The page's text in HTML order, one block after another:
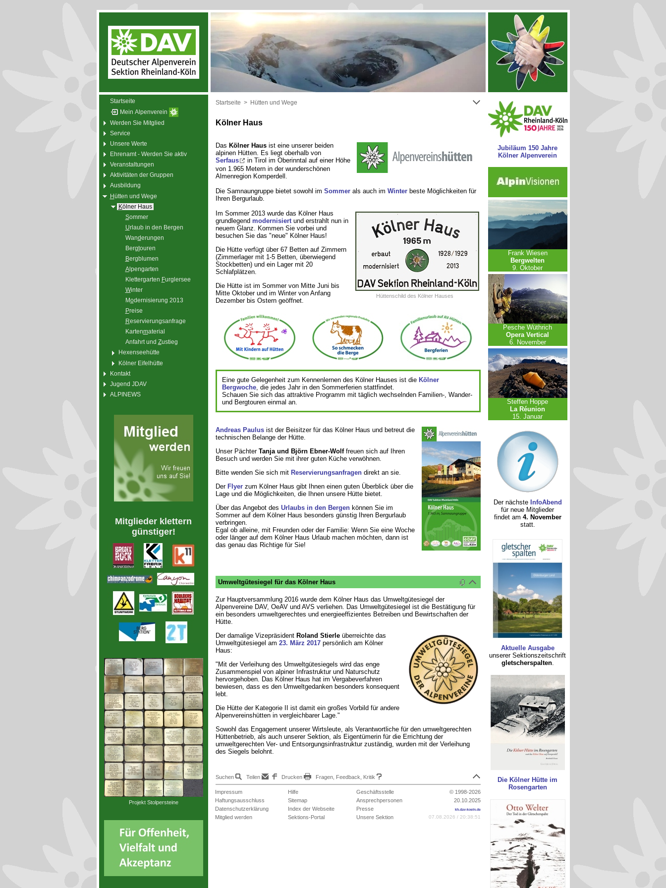
Startseite
Mein Alpenverein
Werden Sie Mitglied
Service
Unsere Werte
Ehrenamt - Werden Sie aktiv
Veranstaltungen
Aktivitäten der Gruppen
Ausbildung
Hütten und Wege
Kölner Haus
Sommer
Urlaub in den Bergen
Wanderungen
Bergtouren
Bergblumen
Alpengarten
Klettergarten Furglersee
Winter
Modernisierung 2013
Preise
Reservierungsanfrage
Kartenmaterial
Anfahrt und Zustieg
Hexenseehütte
Kölner Eifelhütte
Kontakt
Jugend JDAV
ALPINEWS
Mitglieder klettern
günstiger!
Projekt Stolpersteine
Startseite > Hütten und Wege
Kölner Haus
Das Kölner Hausist eine unserer beiden
alpinen Hütten. Es liegt oberhalb von
Serfaus
in Tirol im Oberinntal auf einer Höhe
von 1.965 Metern in der wunderschönen
Almenregion Komperdell.
Die Samnaungruppe bietet sowohl im Sommerals auch im Winterbeste Möglichkeiten für
Ihren Bergurlaub.
Hüttenschild des Kölner Hauses
Im Sommer 2013 wurde das Kölner Haus
grundlegend modernisiertund erstrahlt nun in
neuem Glanz. Kommen Sie vorbei und
besuchen Sie das "neue" Kölner Haus!
Die Hütte verfügt über 67 Betten auf Zimmern
(Zimmerlager mit 1-5 Betten, überwiegend
Stockbetten) und ein Lager mit 20
Schlafplätzen.
Die Hütte ist im Sommer von Mitte Juni bis
Mitte Oktober und im Winter von Anfang
Dezember bis Ostern geöffnet.
Eine gute Gelegenheit zum Kennenlernen des Kölner Hauses ist die Kölner
Bergwoche, die jedes Jahr in den Sommerferien stattfindet.
Schauen Sie sich das attraktive Programm mit täglich wechselnden Familien-, Wander-
und Bergtouren einmal an.
Andreas Paulusist der Beisitzer für das Kölner Haus und betreut die
technischen Belange der Hütte.
Unser Pächter Tanja und Björn Ebner-Wolffreuen sich auf Ihren
Besuch und werden Sie mit ihrer guten Küche verwöhnen.
Bitte wenden Sie sich mit Reservierungsanfragendirekt an sie.
Der Flyerzum Kölner Haus gibt Ihnen einen guten Überblick über die
Lage und die Möglichkeiten, die Ihnen unsere Hütte bietet.
Über das Angebot des Urlaubs in den Bergen können Sie im
Sommer auf dem Kölner Haus besonders günstig Ihren Bergurlaub
verbringen.
Egal ob alleine, mit Freunden oder der Familie: Wenn Sie eine Woche
oder länger auf dem Kölner Haus Urlaub machen möchten, dann ist
das genau das Richtige für Sie!
Umweltgütesiegel für das Kölner Haus
Zur Hauptversammlung 2016 wurde dem Kölner Haus das Umweltgütesiegel der
Alpenvereine DAV, OeAV und AVS verliehen. Das Umweltgütesiegel ist die Bestätigung für
ein besonders umweltgerechtes und energieeffizientes Betreiben und Bewirtschaften der
Hütte.
Der damalige Vizepräsident Roland Stierleüberreichte das
Umweltgütesiegel am 23. März 2017persönlich am Kölner
Haus:
"Mit der Verleihung des Umweltgütesiegels wird das enge
Zusammenspiel von alpiner Infrastruktur und Naturschutz
hervorgehoben. Das Kölner Haus hat im Vergabeverfahren
bewiesen, dass es den Umweltgedanken besonders konsequent
lebt.
Die Hütte der Kategorie II ist damit ein großes Vorbild für andere
Alpenvereinshütten in vergleichbarer Lage."
Sowohl das Engagement unserer Wirtsleute, als Verantwortliche für den umweltgerechten
Hüttenbetrieb, als auch unserer Sektion, als Eigentümerin für die Errichtung der
umweltgerechten Ver- und Entsorgungsinfrastruktur zuständig, wurden mit der Verleihung
des Siegels belohnt.
Suchen Teilen Drucken Fragen, Feedback, Kritik
Impressum
Haftungsausschluss
Datenschutzerklärung
Mitglied werden
Hilfe
Sitemap
Index der Webseite
Sektions-Portal
Geschäftsstelle
Ansprechpersonen
Presse
Unsere Sektion
© 1998-2026
20.10.2025
kh.dav-koeln.de
07.08.2026 / 20:38:51
Jubiläum 150 Jahre
Kölner Alpenverein
Frank Wiesen
Bergwelten
9. Oktober
Pesche Wüthrich
Opera Vertical
6. November
Steffen Hoppe
La Réunion
15. Januar
Der nächste InfoAbend
für neue Mitglieder
findet am 4. November
statt.
Aktuelle Ausgabe
unserer Sektionszeitschrift
gletscherspalten.
Die Kölner Hütte im
Rosengarten